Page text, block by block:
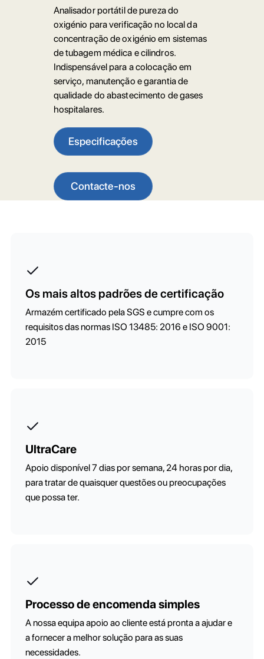
Analisador portátil de pureza do
oxigénio para verificação no local da
concentração de oxigénio em sistemas
de tubagem médica e cilindros.
Indispensável para a colocação em
serviço, manutenção e garantia de
qualidade do abastecimento de gases
hospitalares.
Especificações
Contacte-nos
Os mais altos padrões de certificação
Armazém certificado pela SGS e cumpre com os
requisitos das normas ISO 13485: 2016 e ISO 9001:
2015
UltraCare
Apoio disponível 7 dias por semana, 24 horas por dia,
para tratar de quaisquer questões ou preocupações
que possa ter.
Processo de encomenda simples
A nossa equipa apoio ao cliente está pronta a ajudar e
a fornecer a melhor solução para as suas
necessidades.